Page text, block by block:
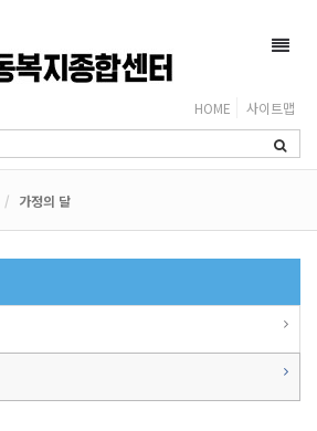
HOME 사이트맵
가정의 달